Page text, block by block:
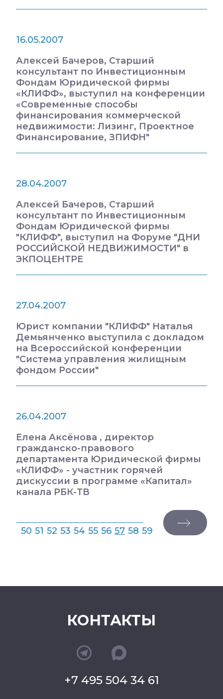
16.05.2007
Алексей Бачеров, Старший
консультант по Инвестиционным
Фондам Юридической фирмы
«КЛИФФ», выступил на конференции
«Современные способы
финансирования коммерческой
недвижимости: Лизинг, Проектное
Финансирование, ЗПИФН"
28.04.2007
Алексей Бачеров, Старший
консультант по Инвестиционным
Фондам Юридической фирмы
"КЛИФФ", выступил на Форуме "ДНИ
РОССИЙСКОЙ НЕДВИЖИМОСТИ" в
ЭКПОЦЕНТРЕ
27.04.2007
Юрист компании "КЛИФФ" Наталья
Демьянченко выступила с докладом
на Всероссийской конференции
"Система управления жилищным
фондом России"
26.04.2007
Елена Аксёнова , директор
гражданско-правового
департамента Юридической фирмы
«КЛИФФ» - участник горячей
дискуссии в программе «Капитал»
канала РБК-ТВ
50 51 52 53 54 55 56 57 58 59
КОНТАКТЫ
+7 495 504 34 61